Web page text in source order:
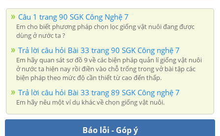
Câu 1 trang 90 SGK Công Nghệ 7
Em cho biết phương pháp chọn lọc giống vật nuôi đang được
dùng ở nước ta ?
Trả lời câu hỏi Bài 33 trang 90 SGK Công nghệ 7
Em hãy quan sát sơ đồ 9 về các biện pháp quản lí giống vật nuôi
ở nước ta hiện nay rồi điền vào chỗ trống trong vở bài tập các
biện pháp theo mức độ cần thiết từ cao đến thấp.
Trả lời câu hỏi Bài 33 trang 89 SGK Công nghệ 7
Em hãy nêu một ví dụ khác về chọn giống vật nuôi.
Báo lỗi - Góp ý